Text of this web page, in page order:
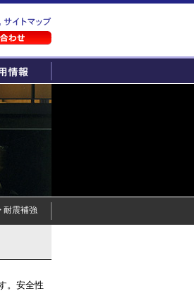
耐震補強
。安全性